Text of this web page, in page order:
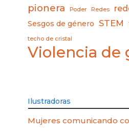
pionera Poder Redes
Sesgos de género STEM
techo de cristal
Violencia de
Ilustradoras
Mujeres comunicando